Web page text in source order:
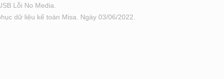
Lỗi No Media.
dữ liệu kế toán Misa. Ngày 03/06/2022.